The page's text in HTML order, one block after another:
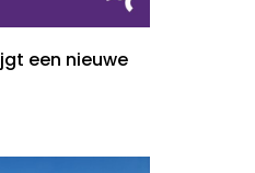
een nieuwe